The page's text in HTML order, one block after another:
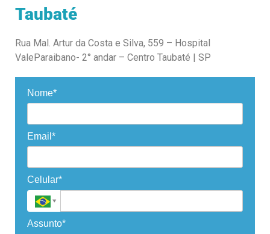
Taubaté
Rua Mal. Artur da Costa e Silva, 559 – Hospital
ValeParaibano- 2° andar – Centro Taubaté | SP
Nome*
Email*
Celular*
Assunto*